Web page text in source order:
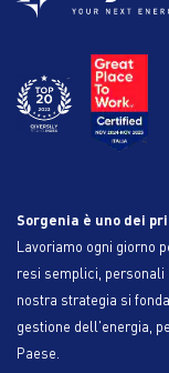
Sorgenia è uno dei
Lavoriamo ogni giorno
resi semplici, personali
nostra strategia si
gestione dell'energia,
Paese.